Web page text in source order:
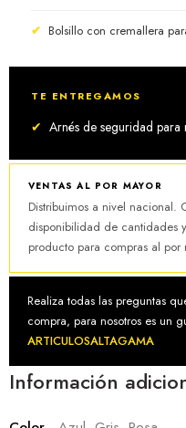
✔ Bolsillo con cremallera
TE ENTREGAMOS
✔ Arnés de seguridad para
VENTAS AL POR MAYOR
Distribuimos a nivel nacional.
disponibilidad de cantidades
producto para compras al por
Realiza todas las preguntas
compra, para nosotros es un
ARTICULOSALTAGAMA
Información